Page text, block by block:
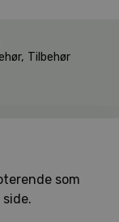
, Tilbehør
som